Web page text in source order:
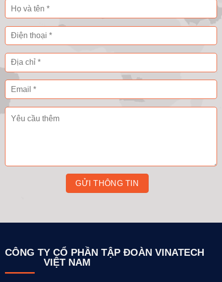
CÔNG TY CỔ PHẦN TẬP ĐOÀN VINATECH
VIỆT NAM